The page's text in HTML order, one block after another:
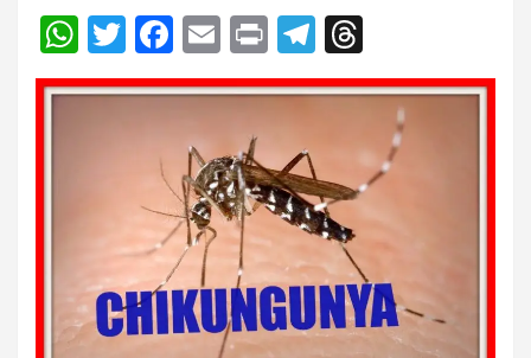
W
h
at
T
wi
tt
er
F
a
ce
b
o
o
k
E
m
ail
Pr
in
t
T
el
e
gr
a
m
hr
e
a
d
s